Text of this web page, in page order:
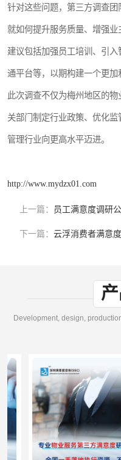
针对这些问题，第三方调查
就如何提升服务质量、增强业
建议包括加强员工培训、引
通平台等，以期构建一个更加
此次调查不仅为梅州地区的
关部门制定行业政策、优化
管理行业向更高水平迈进。
http://www.mydzx01.com
上一篇： 员工满意度调研
下一篇： 云浮消费者满意